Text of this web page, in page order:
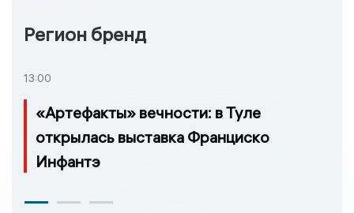
Регион бренд
13:00
«Артефакты» вечности: в Туле
открылась выставка Франциско
Инфантэ